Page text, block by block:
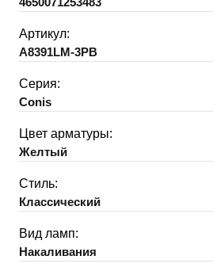
Артикул:
A8391LM-3PB
Серия:
Conis
Цвет арматуры:
Желтый
Стиль:
Классический
Вид ламп:
Накаливания